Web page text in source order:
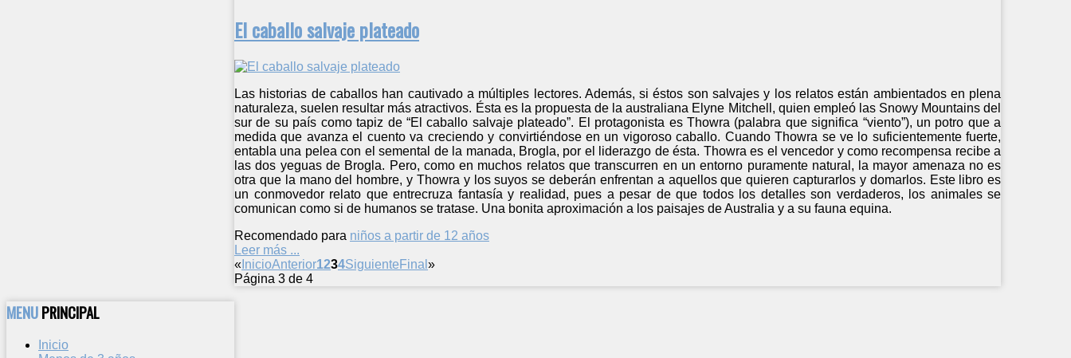
El caballo salvaje plateado
Las historias de caballos han cautivado a múltiples lectores. Además, si éstos son salvajes y los relatos están ambientados en plena
naturaleza, suelen resultar más atractivos. Ésta es la propuesta de la australiana Elyne Mitchell, quien empleó las Snowy Mountains del
sur de su país como tapiz de “El caballo salvaje plateado”. El protagonista es Thowra (palabra que significa “viento”), un potro que a
medida que avanza el cuento va creciendo y convirtiéndose en un vigoroso caballo. Cuando Thowra se ve lo suficientemente fuerte,
entabla una pelea con el semental de la manada, Brogla, por el liderazgo de ésta. Thowra es el vencedor y como recompensa recibe a
las dos yeguas de Brogla. Pero, como en muchos relatos que transcurren en un entorno puramente natural, la mayor amenaza no es
otra que la mano del hombre, y Thowra y los suyos se deberán enfrentan a aquellos que quieren capturarlos y domarlos. Este libro es
un conmovedor relato que entrecruza fantasía y realidad, pues a pesar de que todos los detalles son verdaderos, los animales se
comunican como si de humanos se tratase. Una bonita aproximación a los paisajes de Australia y a su fauna equina.
Recomendado para niños a partir de 12 años
Leer más ...
« InicioAnterior1234Siguiente Final »
Página 3 de 4
MENUPRINCIPAL
Inicio